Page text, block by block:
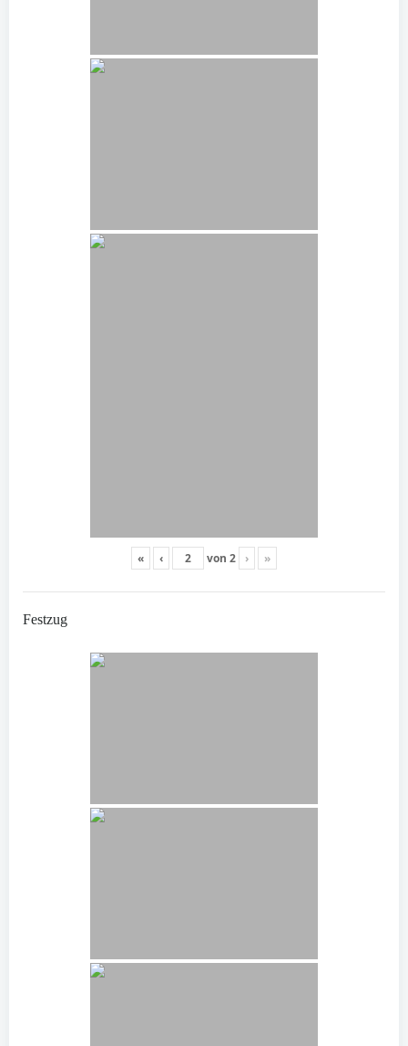
« ‹ von 2 › »
Festzug